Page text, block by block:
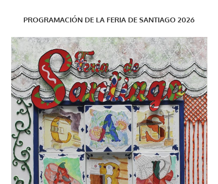
PROGRAMACIÓN DE LA FERIA DE SANTIAGO 2026